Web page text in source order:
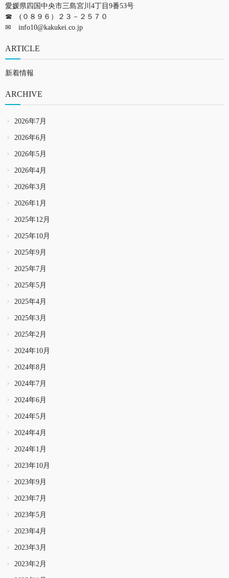
愛媛県四国中央市三島宮川4丁目9番53号
☎ (０８９６）２３－２５７０
✉ info10@kakukei.co.jp
ARTICLE
新着情報
ARCHIVE
2026年7月
2026年6月
2026年5月
2026年4月
2026年3月
2026年1月
2025年12月
2025年10月
2025年9月
2025年7月
2025年5月
2025年4月
2025年3月
2025年2月
2024年10月
2024年8月
2024年7月
2024年6月
2024年5月
2024年4月
2024年1月
2023年10月
2023年9月
2023年7月
2023年5月
2023年4月
2023年3月
2023年2月